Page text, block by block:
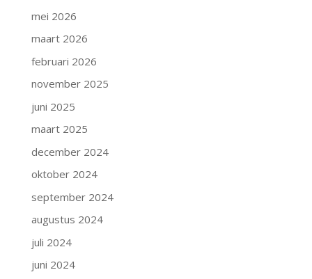
mei 2026
maart 2026
februari 2026
november 2025
juni 2025
maart 2025
december 2024
oktober 2024
september 2024
augustus 2024
juli 2024
juni 2024